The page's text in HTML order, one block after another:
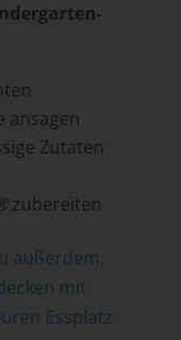
ansagen
Zutaten
zubereiten
außerdem,
mit
Essplatz